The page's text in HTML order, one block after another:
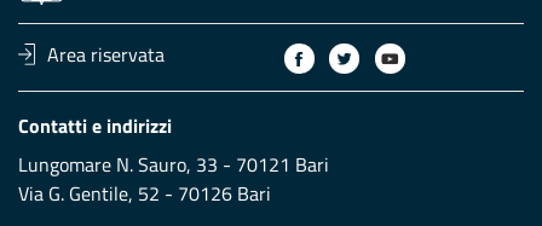
Area riservata
Contatti e indirizzi
Lungomare N. Sauro, 33 - 70121 Bari
Via G. Gentile, 52 - 70126 Bari